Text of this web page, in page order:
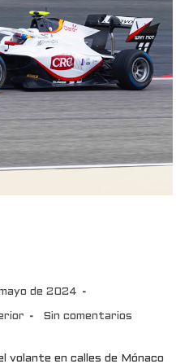
de 2024
Sin comentarios
volante en calles de Mónaco